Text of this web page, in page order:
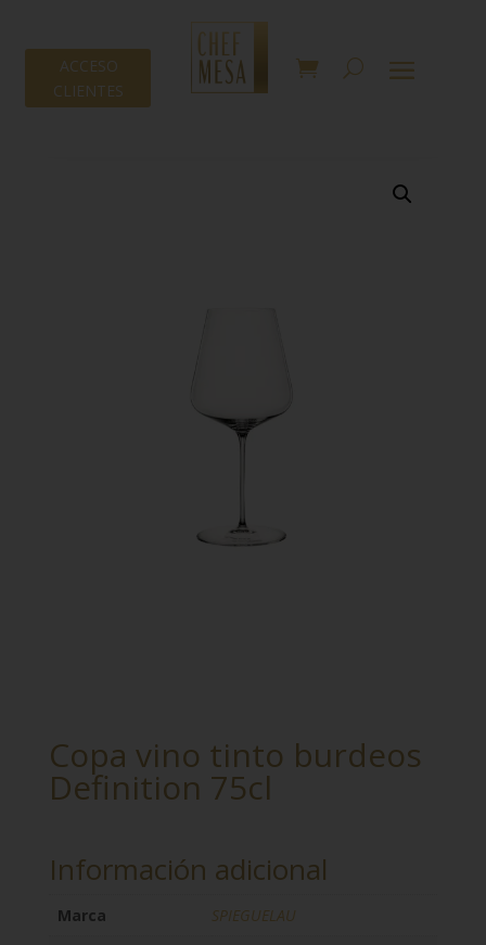
ACCESO
CLIENTES
Copa vino tinto burdeos
Definition 75cl
Información adicional
Marca
SPIEGUELAU